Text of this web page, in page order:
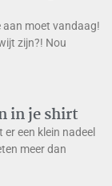
aan moet vandaag!
zijn?! Nou
in je shirt
een klein nadeel
meer dan